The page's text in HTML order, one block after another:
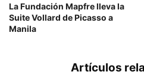
La Fundación Mapfre lleva la
Suite Vollard de Picasso a
Manila
Artículos